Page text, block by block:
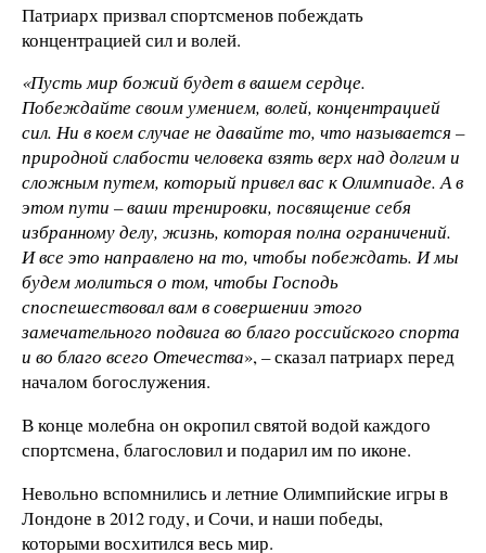
Патриарх призвал спортсменов побеждать
концентрацией сил и волей.
«Пусть мир божий будет в вашем сердце.
Побеждайте своим умением, волей, концентрацией
сил. Ни в коем случае не давайте то, что называется –
природной слабости человека взять верх над долгим и
сложным путем, который привел вас к Олимпиаде. А в
этом пути – ваши тренировки, посвящение себя
избранному делу, жизнь, которая полна ограничений.
И все это направлено на то, чтобы побеждать. И мы
будем молиться о том, чтобы Господь
споспешествовал вам в совершении этого
замечательного подвига во благо российского спорта
и во благо всего Отечества», – сказал патриарх перед
началом богослужения.
В конце молебна он окропил святой водой каждого
спортсмена, благословил и подарил им по иконе.
Невольно вспомнились и летние Олимпийские игры в
Лондоне в 2012 году, и Сочи, и наши победы,
которыми восхитился весь мир.